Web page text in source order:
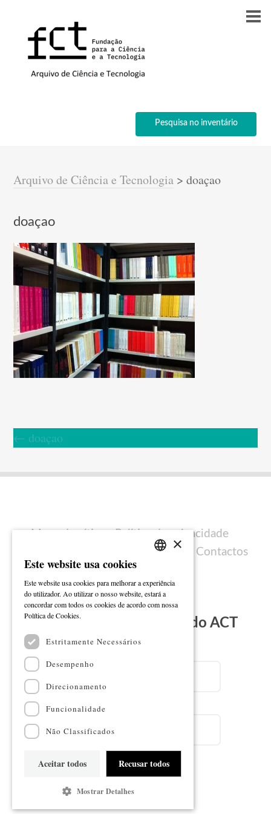
Pesquisa no inventário
Arquivo de Ciência e Tecnologia >doaçao
doaçao
← doaçao
Mapa do sítio
Política de privacidade
Ficha técnica Contactos
Subscreva a Newsletter do ACT
Subscrever
Mapa do sítio
ENGLISH
×
Este website usa cookies
Este website usa cookies para melhorar a experiência
do utilizador. Ao utilizar o nosso website, estará a
concordar com todos os cookies de acordo com nossa
Política de Cookies.
Estritamente Necessários
Desempenho
Direcionamento
Funcionalidade
Não Classificados
Aceitar todos Recusar todos
Mostrar Detalhes